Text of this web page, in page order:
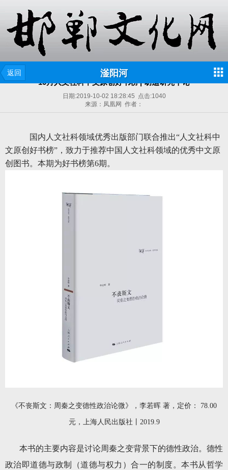
返回 滏阳河
10月人文社科中文原创好书榜 | 胡适研究十论
日期:2019-10-02 18:28:45 点击:1040
来源：凤凰网 作者：
国内人文社科领域优秀出版部门联合推出“人文社科中
文原创好书榜”，致力于推荐中国人文社科领域的优秀中文原
创图书。本期为好书榜第6期。
《不丧斯文：周秦之变德性政治论微》，李若晖 著，定价： 78.00
元，上海人民出版社丨2019.9
本书的主要内容是讨论周秦之变背景下的德性政治。德性
政治即道德与政制（道德与权力）合一的制度。本书从哲学